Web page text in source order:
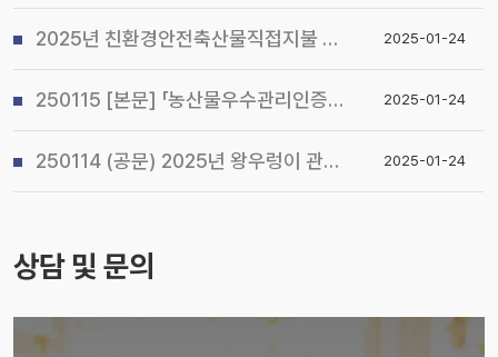
2025년 친환경안전축산물직접지불 사업 시행지침 알림 2025-01-24
250115 [본문] 「농산물우수관리인증(GAP) 기본교육 관리지침」개정 알림 2025-01-24
250114 (공문) 2025년 왕우렁이 관리지침 및 전국 일제 수거기간 운영계획 알림 2025-01-24
상담 및 문의